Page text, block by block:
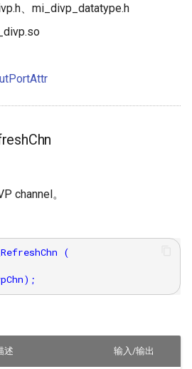
、mi_divp_datatype.h
channel。
(
述 输入/输出